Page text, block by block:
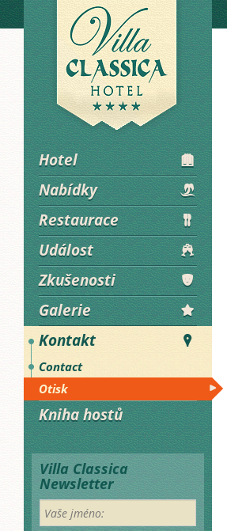
Hotel Ú
Nabídky â
Restaurace Þ
Událost Ґ
Zkušenosti ҟ
Galerie ¯
Kontakt ԗ
Contact
Otisk
Դ
Kniha hostů
Villa Classica
Newsletter
Vaše
jméno: